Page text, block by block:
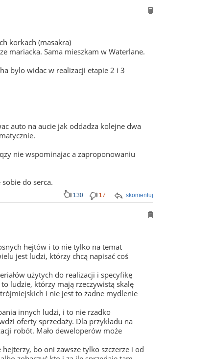
korkach (masakra)
mariacka. Sama mieszkam w Waterlane.
bylo widac w realizacji etapie 2 i 3
auto na aucie jak oddadza kolejne dwa
nie wspominajac a zaproponowaniu
do serca.
skomentuj
130 17
hejtów i to nie tylko na temat
jest ludzi, którzy chcą napisać coś
użytych do realizacji i specyfikę
ludzie, którzy mają rzeczywistą skalę
i nie jest to żadne mydlenie
innych ludzi, i to nie rzadko
oferty sprzedaży. Dla przykładu na
robót. Mało deweloperów może
bo oni zawsze tylko szczerze i od